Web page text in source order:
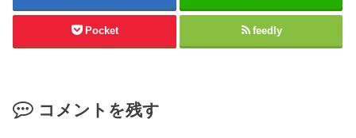
Pocket feedly
コメントを残す